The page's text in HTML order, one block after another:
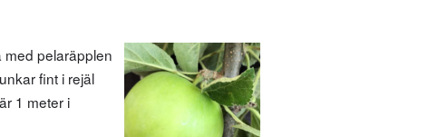
med pelaräpplen
fint i rejäl
1 meter i